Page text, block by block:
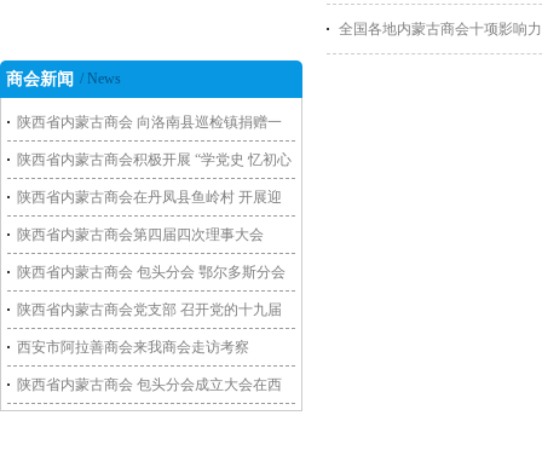
商会新闻 / News
陕西省内蒙古商会 向洛南县巡检镇捐赠一
批救灾物资
陕西省内蒙古商会积极开展 “学党史 忆初心
谋发展”主题党日活动
陕西省内蒙古商会在丹凤县鱼岭村 开展迎
新春送温暖活动
陕西省内蒙古商会第四届四次理事大会
陕西省内蒙古商会 包头分会 鄂尔多斯分会
走访包头商会副会长单位
陕西省内蒙古商会党支部 召开党的十九届
五中全会学习会暨组织生活会
西安市阿拉善商会来我商会走访考察
陕西省内蒙古商会 包头分会成立大会在西
全国各地内蒙古商会十项影响